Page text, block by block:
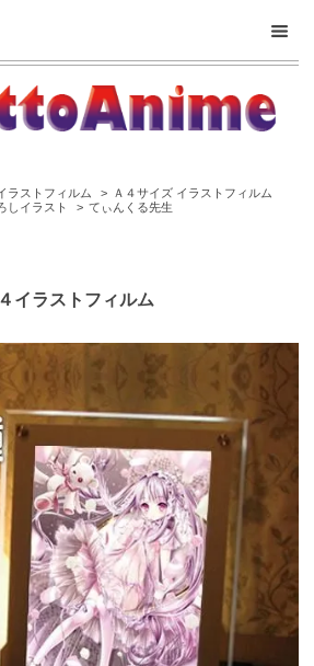
ラストフィルム >
Ａ４サイズ イラストフィルム
しイラスト > てぃんくる先生
イラストフィルム